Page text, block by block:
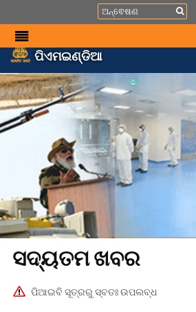
Search
ପିଏମଇଣ୍ଡିଆ
ସଦ୍ୟତମ ଖବର
ପିଆଇବି ସୂତ୍ରରୁ ସ୍ବତଃ ଉପଲବ୍ଧ